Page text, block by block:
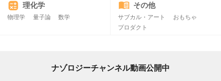
理化学
物理学 量子論 数学
その他
サブカル・アート
おもちゃ
プロダクト
ナゾロジーチャンネル動画公開中